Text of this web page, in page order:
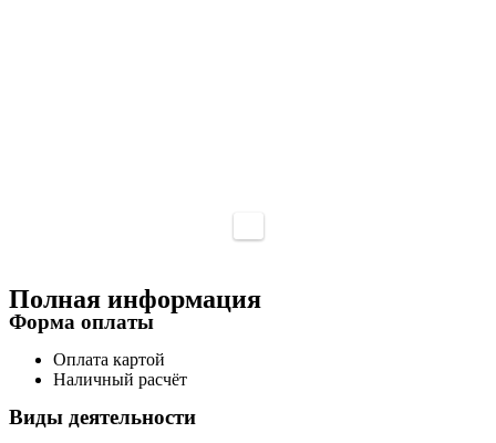
Полная информация
Форма оплаты
Оплата картой
Наличный расчёт
Виды деятельности